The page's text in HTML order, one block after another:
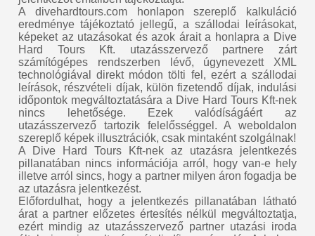
A divehardtours.com honlapon szereplő kalkuláció
eredménye tájékoztató jellegű, a szállodai leírásokat,
képeket az utazásokat és azok árait a honlapra a Dive
Hard Tours Kft. utazásszervező partnere zárt
számítógépes rendszerben lévő, úgynevezett XML
technológiával direkt módon tölti fel, ezért a szállodai
leírások, részvételi díjak, külön fizetendő díjak, indulási
időpontok megváltoztatására a Dive Hard Tours Kft-nek
nincs lehetősége. Ezek valódíságáért az
utazásszervező tartozik felelősséggel. A weboldalon
szereplő képek illusztrációk, csak mintaként szolgálnak!
A Dive Hard Tours Kft-nek az utazásra jelentkezés
pillanatában nincs információja arról, hogy van-e hely
illetve arról sincs, hogy a partner milyen áron fogadja be
az utazásra jelentkezést.
Előfordulhat, hogy a jelentkezés pillanatában látható
árat a partner előzetes értesítés nélkül megváltoztatja,
ezért mindig az utazásszervező partner utazási iroda